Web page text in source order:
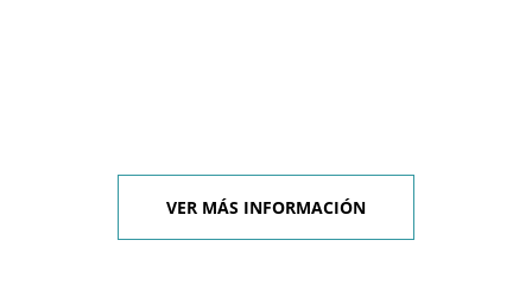
VER MÁS INFORMACIÓN